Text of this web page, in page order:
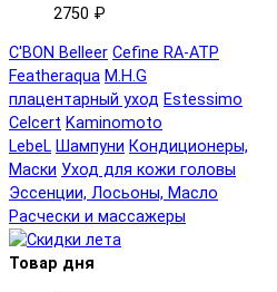
2750 ₽
C'BON Belleer Cefine RA-ATP
Featheraqua M.H.G
плацентарный уход Estessimo
Celcert Kaminomoto
LebeL Шампуни Кондиционеры,
Маски Уход для кожи головы
Эссенции, Лосьоны, Масло
Расчески и массажеры
Товар дня